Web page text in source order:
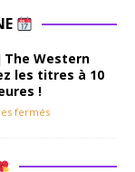
The Western
les titres à 10
!
fermés